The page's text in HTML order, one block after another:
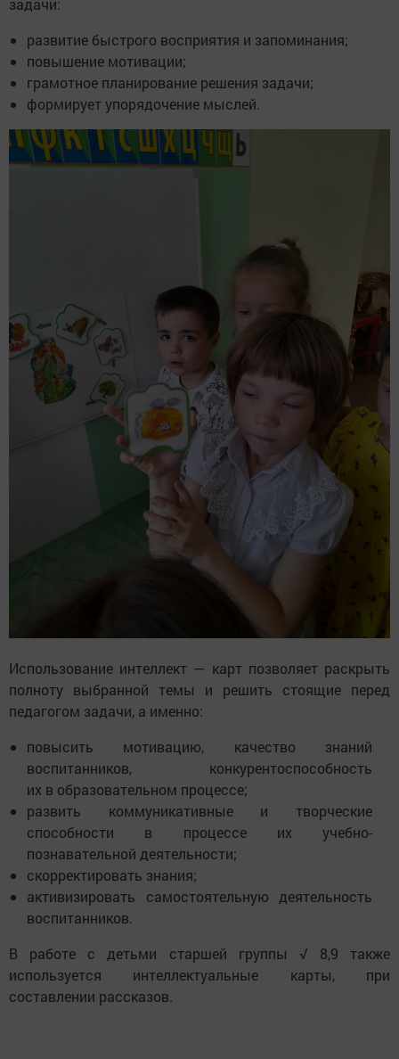
задачи:
развитие быстрого восприятия и запоминания;
повышение мотивации;
грамотное планирование решения задачи;
формирует упорядочение мыслей.
Использование интеллект — карт позволяет раскрыть
полноту выбранной темы и решить стоящие перед
педагогом задачи, а именно:
повысить мотивацию, качество знаний
воспитанников, конкурентоспособность
их в образовательном процессе;
развить коммуникативные и творческие
способности в процессе их учебно-
познавательной деятельности;
скорректировать знания;
активизировать самостоятельную деятельность
воспитанников.
В работе с детьми старшей группы √ 8,9 также
используется интеллектуальные карты, при
составлении рассказов.